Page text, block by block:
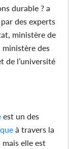
durable ? a
des experts
ministère de
des
de l’université
est un des
à travers la
elle est